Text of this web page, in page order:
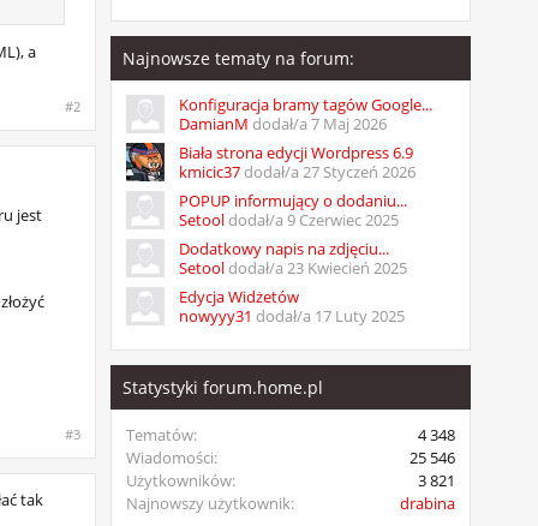
a
#2
jest
#3
tak
Najnowsze tematy na forum:
Konfiguracja bramy tagów Google...
DamianM dodał/a 7 Maj 2026
Biała strona edycji Wordpress 6.9
kmicic37dodał/a 27 Styczeń 2026
POPUP informujący o dodaniu...
Setooldodał/a 9 Czerwiec 2025
Dodatkowy napis na zdjęciu...
Setooldodał/a 23 Kwiecień 2025
Edycja Widżetów
nowyyy31 dodał/a 17 Luty 2025
Statystyki forum.home.pl
Tematów:
4 348
Wiadomości:
25 546
Użytkowników:
3 821
Najnowszy użytkownik:
drabina